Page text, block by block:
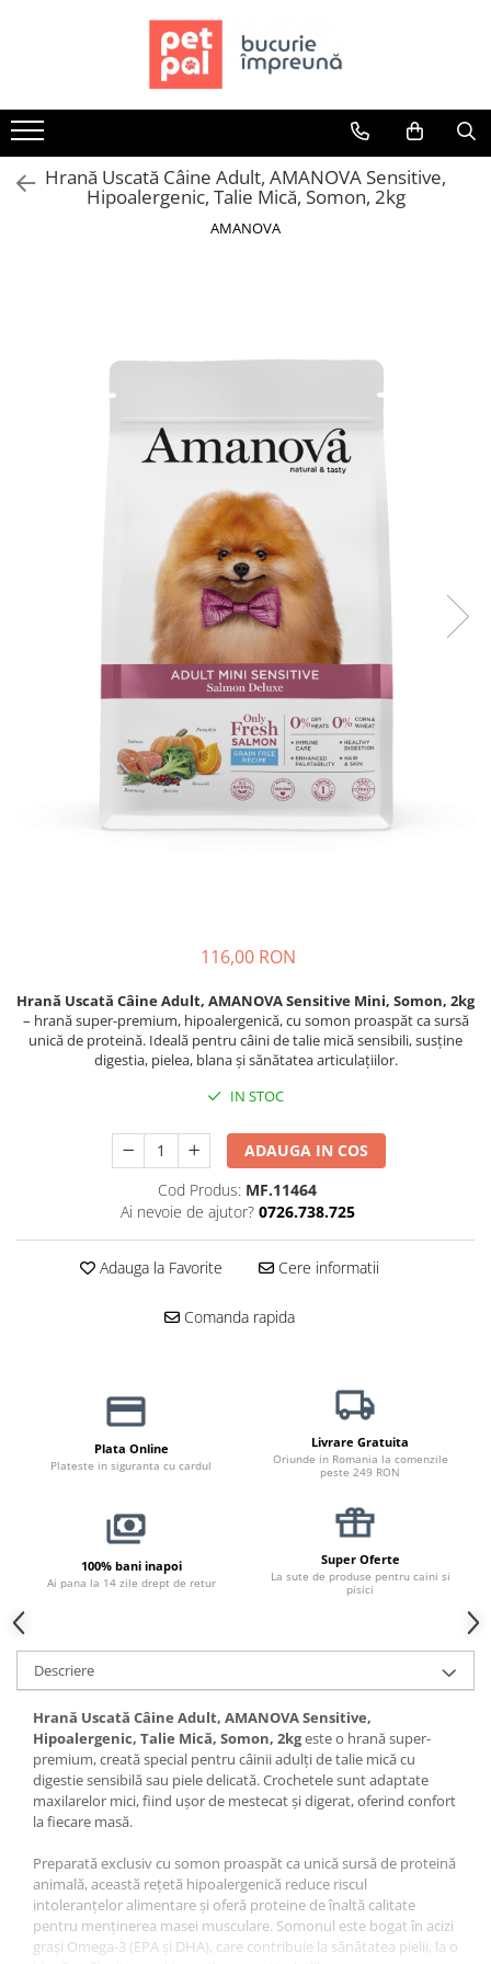
Câini
Hrană Uscată Câini
Câine Junior
Câine Adult
Diete Veterinare Câini
Recompense Câini
Covorașe Igienice Câini
Șampoane Câini
Antiparazitare Câini
Perii & Piepteni
Jucării Câini
Haine Câini
Hrană Umedă Pisică
Pisică Junior
Pisică Adult
Diete Veterinare Pisică
Recompense Pisici
Așternut Igienic Pisici
Igienă Pisici
Antiparazitare Pisici
Vitamine Pisici
Perii & Piepteni Pisici
Accesorii Pisici
Culcușuri & Saltele Pisici
Castroane & Adapatori Pisici
Cuști & Genți Pisici
Litiere Pisici
Jucării Pisici
Hrană Uscată Câine Adult, AMANOVA Sensitive,
Hipoalergenic, Talie Mică, Somon, 2kg
AMANOVA
116,00 RON
Hrană Uscată Câine Adult, AMANOVA Sensitive Mini, Somon, 2kg
– hrană super-premium, hipoalergenică, cu somon proaspăt ca sursă
unică de proteină. Ideală pentru câini de talie mică sensibili, susține
digestia, pielea, blana și sănătatea articulațiilor.
IN STOC
ADAUGA IN COS
Cod Produs: MF.11464
Ai nevoie de ajutor? 0726.738.725
Adauga la Favorite Cere informatii
Comanda rapida
Plata Online
Plateste in siguranta cu cardul
Livrare Gratuita
Oriunde in Romania la comenzile
peste 249 RON
100% bani inapoi
Ai pana la 14 zile drept de retur
Super Oferte
La sute de produse pentru caini si
pisici
Descriere
Hrană Uscată Câine Adult, AMANOVA Sensitive,
Hipoalergenic, Talie Mică, Somon, 2kgeste o hrană super-
premium, creată special pentru câinii adulți de talie mică cu
digestie sensibilă sau piele delicată. Crochetele sunt adaptate
maxilarelor mici, fiind ușor de mestecat și digerat, oferind confort
la fiecare masă.
Preparată exclusiv cu somon proaspăt ca unică sursă de proteină
animală, această rețetă hipoalergenică reduce riscul
intoleranțelor alimentare și oferă proteine de înaltă calitate
pentru menținerea masei musculare. Somonul este bogat în acizi
grași Omega-3 (EPA și DHA), care contribuie la sănătatea pielii, la o